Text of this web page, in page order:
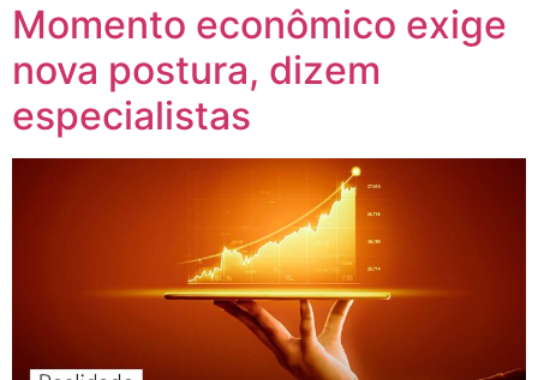
Momento econômico exige
nova postura, dizem
especialistas